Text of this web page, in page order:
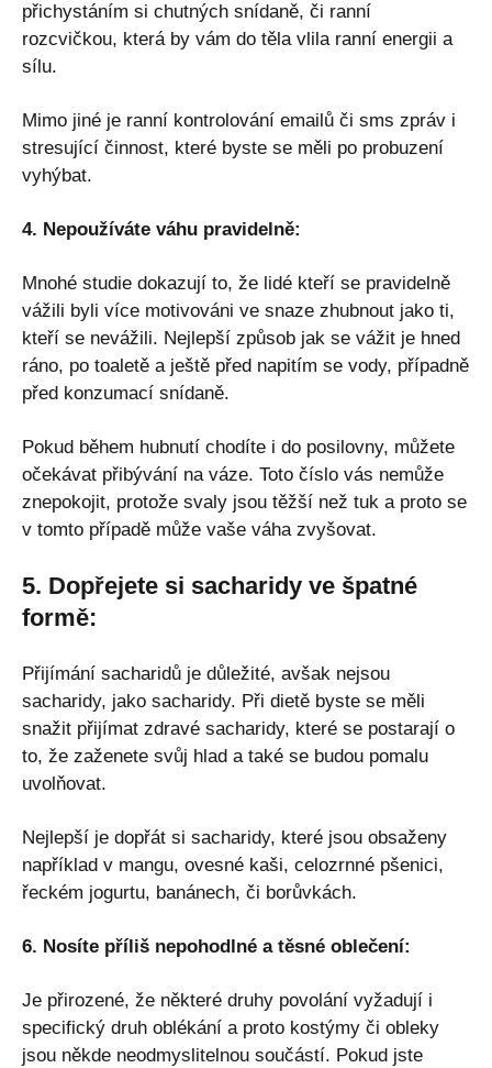
přichystáním si chutných snídaně, či ranní
rozcvičkou, která by vám do těla vlila ranní energii a
sílu.
Mimo jiné je ranní kontrolování emailů či sms zpráv i
stresující činnost, které byste se měli po probuzení
vyhýbat.
4. Nepoužíváte váhu pravidelně:
Mnohé studie dokazují to, že lidé kteří se pravidelně
vážili byli více motivováni ve snaze zhubnout jako ti,
kteří se nevážili. Nejlepší způsob jak se vážit je hned
ráno, po toaletě a ještě před napitím se vody, případně
před konzumací snídaně.
Pokud během hubnutí chodíte i do posilovny, můžete
očekávat přibývání na váze. Toto číslo vás nemůže
znepokojit, protože svaly jsou těžší než tuk a proto se
v tomto případě může vaše váha zvyšovat.
5. Dopřejete si sacharidy ve špatné
formě:
Přijímání sacharidů je důležité, avšak nejsou
sacharidy, jako sacharidy. Při dietě byste se měli
snažit přijímat zdravé sacharidy, které se postarají o
to, že zaženete svůj hlad a také se budou pomalu
uvolňovat.
Nejlepší je dopřát si sacharidy, které jsou obsaženy
například v mangu, ovesné kaši, celozrnné pšenici,
řeckém jogurtu, banánech, či borůvkách.
6. Nosíte příliš nepohodlné a těsné oblečení:
Je přirozené, že některé druhy povolání vyžadují i
specifický druh oblékání a proto kostýmy či obleky
jsou někde neodmyslitelnou součástí. Pokud jste